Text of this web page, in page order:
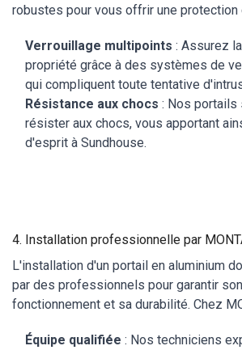
robustes pour vous offrir une protection
Verrouillage multipoints : Assurez
propriété grâce à des systèmes de
qui compliquent toute tentative
Résistance aux chocs : Nos portails
résister aux chocs, vous apportant
d'esprit à Sundhouse.
4. Installation professionnelle par
L'installation d'un portail en aluminium
par des professionnels pour garantir
fonctionnement et sa durabilité. Chez
Équipe qualifiée : Nos techniciens